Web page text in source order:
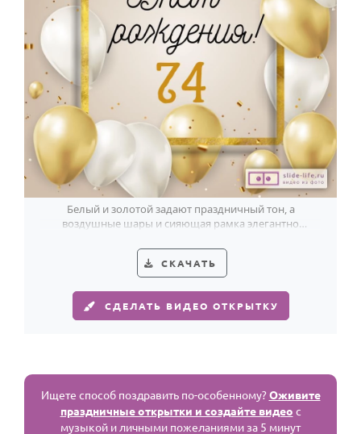
Белый и золотой задают праздничный тон, а
воздушные шары и сияющая рамка элегантно
СКАЧАТЬ
СДЕЛАТЬ ВИДЕО ОТКРЫТКУ
Ищете способ поздравить по-особенному?Оживите
праздничные открытки и создайте видео с
музыкой и личными пожеланиями за 5 минут